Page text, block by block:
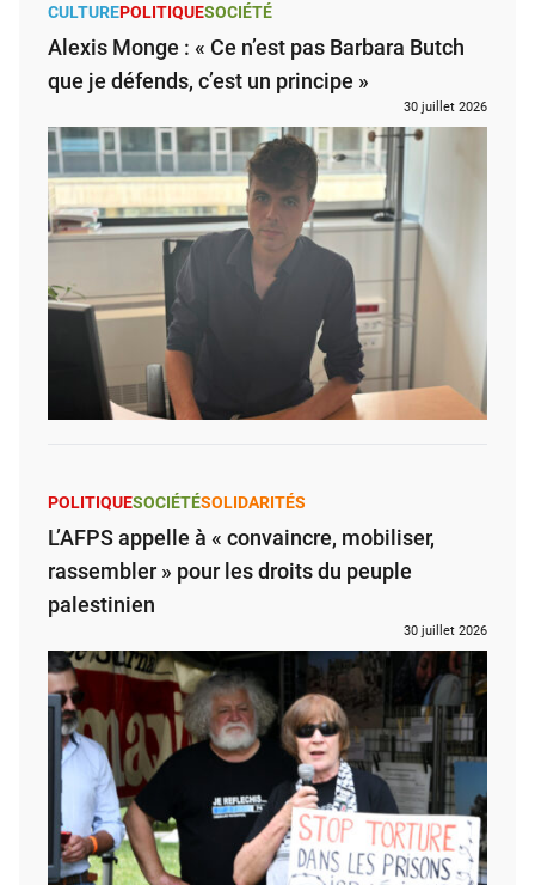
CULTUREPOLITIQUESOCIÉTÉ
Alexis Monge : « Ce n’est pas Barbara Butch
que je défends, c’est un principe »
30 juillet 2026
POLITIQUESOCIÉTÉSOLIDARITÉS
L’AFPS appelle à « convaincre, mobiliser,
rassembler » pour les droits du peuple
palestinien
30 juillet 2026